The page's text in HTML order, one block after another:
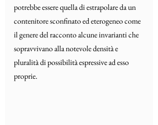
potrebbe essere quella di estrapolare da un
contenitore sconfinato ed eterogeneo come
il genere del racconto alcune invarianti che
sopravvivano alla notevole densità e
pluralità di possibilità espressive ad esso
proprie.